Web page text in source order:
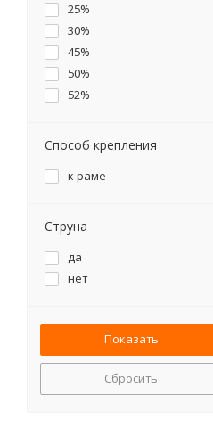
25%
30%
45%
50%
52%
Способ крепления
к раме
Струна
да
нет
Сбросить